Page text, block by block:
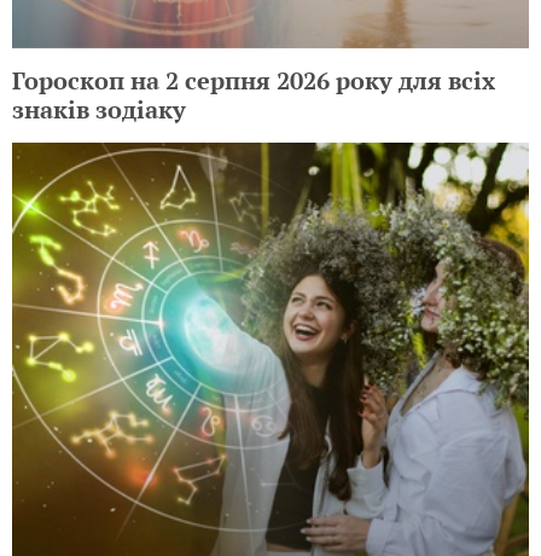
Гороскоп на 2 серпня 2026 року для всіх
знаків зодіаку